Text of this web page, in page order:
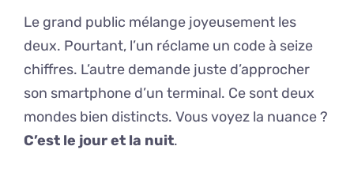
Le grand public mélange joyeusement les
deux. Pourtant, l’un réclame un code à seize
chiffres. L’autre demande juste d’approcher
son smartphone d’un terminal. Ce sont deux
mondes bien distincts. Vous voyez la nuance ?
C’est le jour et la nuit.